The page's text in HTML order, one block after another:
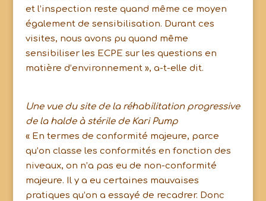
et l’inspection reste quand même ce moyen
également de sensibilisation. Durant ces
visites, nous avons pu quand même
sensibiliser les ECPE sur les questions en
matière d’environnement », a-t-elle dit.
Une vue du site de la réhabilitation progressive
de la halde à stérile de Kari Pump
« En termes de conformité majeure, parce
qu’on classe les conformités en fonction des
niveaux, on n’a pas eu de non-conformité
majeure. Il y a eu certaines mauvaises
pratiques qu’on a essayé de recadrer. Donc